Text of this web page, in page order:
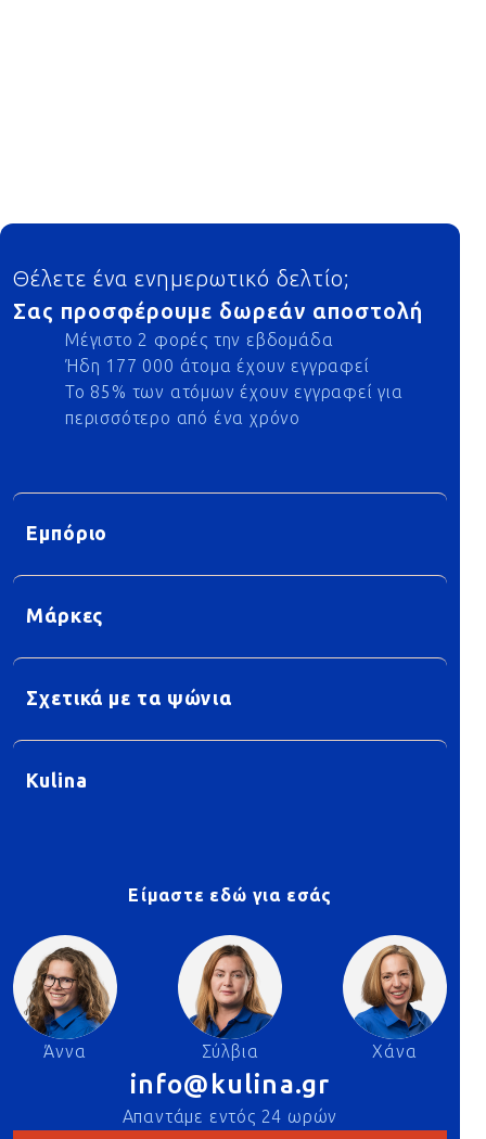
Footer
Θέλετε ένα ενημερωτικό δελτίο;
Σας προσφέρουμε δωρεάν αποστολή
Μέγιστο 2 φορές την εβδομάδα
Ήδη 177 000 άτομα έχουν εγγραφεί
Το 85% των ατόμων έχουν εγγραφεί για
περισσότερο από ένα χρόνο
Εμπόριο
Μάρκες
Σχετικά με τα ψώνια
Kulina
Είμαστε εδώ για εσάς
Άννα Σύλβια Χάνα
info@kulina.gr
Απαντάμε εντός 24 ωρών